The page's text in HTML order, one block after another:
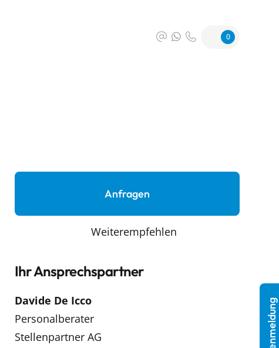
0
Anfragen
Weiterempfehlen
Ihr Ansprechspartner
Davide De Icco
Personalberater
Stellenpartner AG